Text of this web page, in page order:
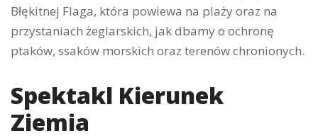
Błękitnej Flaga, która powiewa na plaży oraz na
przystaniach żeglarskich, jak dbamy o ochronę
ptaków, ssaków morskich oraz terenów chronionych.
Spektakl Kierunek
Ziemia